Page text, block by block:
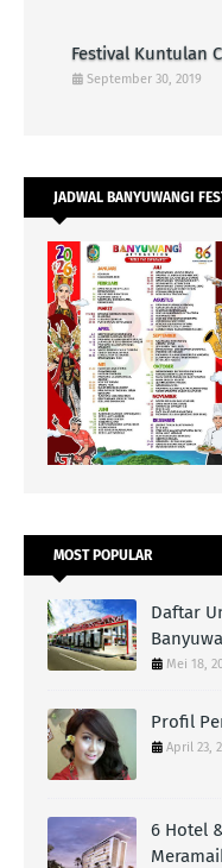
Festival Kuntulan
September 30, 2019
JADWAL BANYUWANGI
MOST POPULAR
Daftar
Mei 18,
Profil
April 23,
6 Hotel